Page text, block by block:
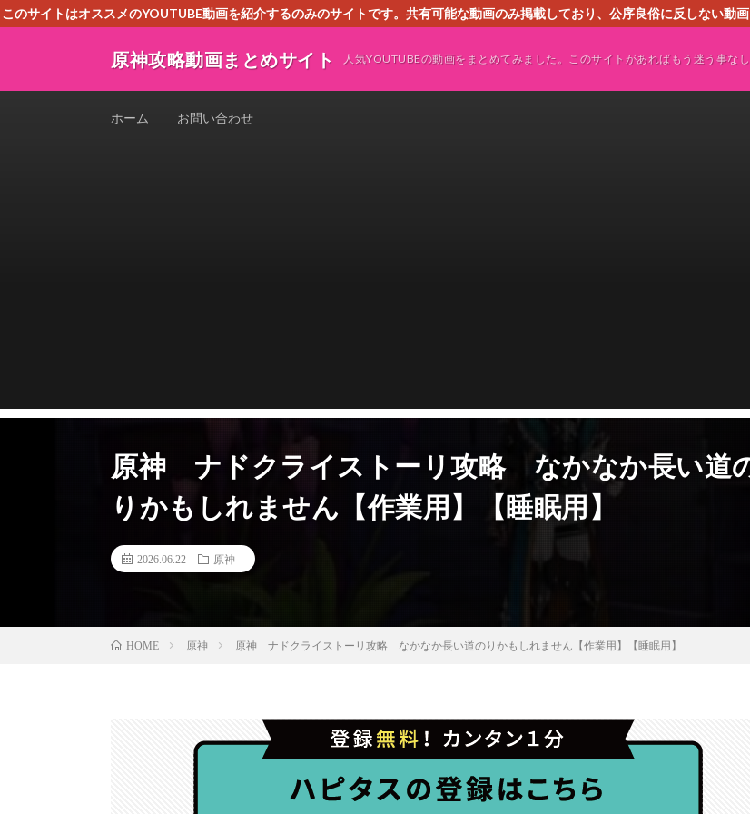
このサイトはオススメのYOUTUBE動画を紹介するのみのサイトです。共有可能な動画のみ掲載しており、公序良俗に反しない
原神攻略動画まとめサイト 人気YOUTUBEの動画をまとめてみました。このサイトがあればもう迷う事なし
ホーム お問い合わせ
原神 ナドクライストーリ攻略 なかなか長い道
りかもしれません【作業用】【睡眠用】
2026.06.22 原神
HOME 原神 原神 ナドクライストーリ攻略 なかなか長い道のりかもしれません【作業用】【睡眠用】